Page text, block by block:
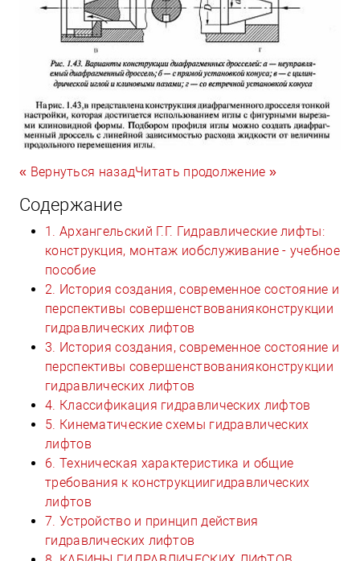
« Вернуться назадЧитать продолжение »
Содержание
1. Архангельский Г.Г. Гидравлические лифты:
конструкция, монтаж иобслуживание - учебное
пособие
2. История создания, современное состояние и
перспективы совершенствованияконструкции
гидравлических лифтов
3. История создания, современное состояние и
перспективы совершенствованияконструкции
гидравлических лифтов
4. Классификация гидравлических лифтов
5. Кинематические схемы гидравлических
лифтов
6. Техническая характеристика и общие
требования к конструкциигидравлических
лифтов
7. Устройство и принцип действия
гидравлических лифтов